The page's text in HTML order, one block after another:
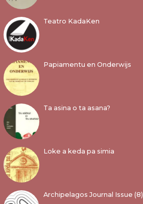
Teatro KadaKen
Papiamentu en Onderwijs
Ta asina o ta asana?
Loke a keda pa simia
Archipelagos Journal Issue (8)